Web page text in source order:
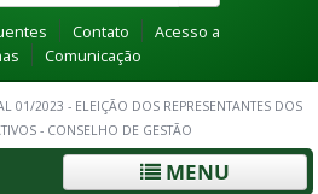
Contato
Acesso a
Comunicação
01/2023 - ELEIÇÃO DOS REPRESENTANTES DOS
- CONSELHO DE GESTÃO
MENU